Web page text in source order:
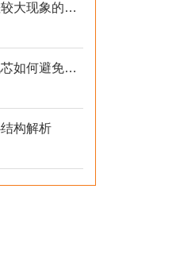
对金属管浮子流量计误差较大现象的分析
全不锈钢耐震压力表的机芯如何避免磨损？
构解析